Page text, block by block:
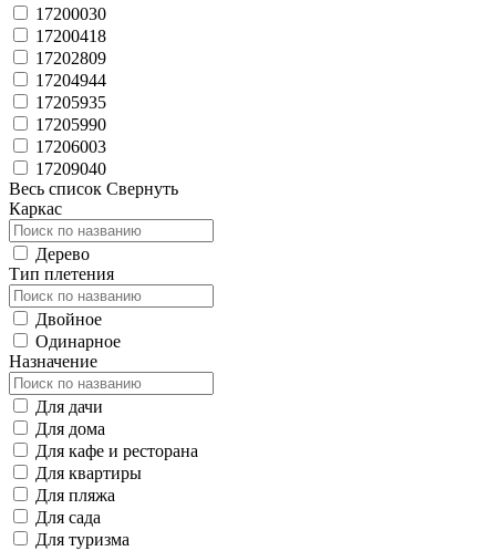
17200030
17200418
17202809
17204944
17205935
17205990
17206003
17209040
Весь список Свернуть
Каркас
Дерево
Тип плетения
Двойное
Одинарное
Назначение
Для дачи
Для дома
Для кафе и ресторана
Для квартиры
Для пляжа
Для сада
Для туризма